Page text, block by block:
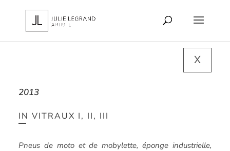
X
2013
IN VITRAUX I, II, III
Pneus de moto et de mobylette, éponge industrielle,